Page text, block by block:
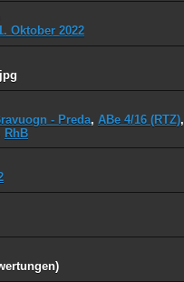
Oktober 2022
- Preda, ABe 4/16 (RTZ),
RhB